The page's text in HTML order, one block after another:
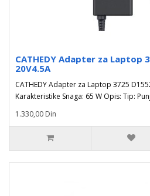
CATHEDY Adapter za Laptop
20V4.5A
CATHEDY Adapter za Laptop 3725
Karakteristike Snaga: 65 W Opis: Tip:
1.330,00 Din